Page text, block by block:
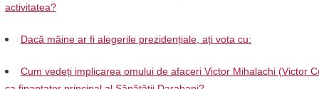
activitatea?
Dacă mâine ar fi alegerile prezidențiale, ați vota cu:
Cum vedeți implicarea omului de afaceri Victor Mihalachi (Victor